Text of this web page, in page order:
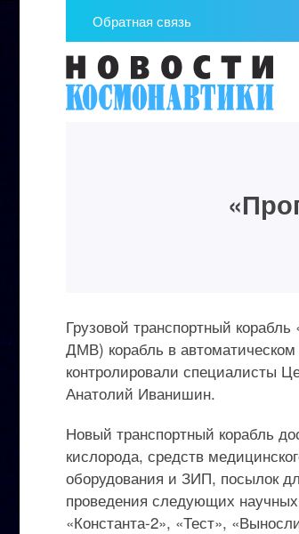
Обратная связь
Грузовой транспортный
ДМВ) корабль в
контролировали специалисты
Анатолий Иванишин.
Новый транспортный корабль
кислорода, средств
оборудования и ЗИП, посылок
проведения следующих
«Константа-2», «Тест»,